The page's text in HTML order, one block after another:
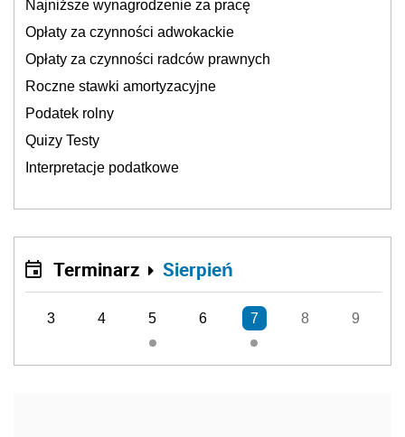
Najniższe wynagrodzenie za pracę
Opłaty za czynności adwokackie
Opłaty za czynności radców prawnych
Roczne stawki amortyzacyjne
Podatek rolny
Quizy Testy
Interpretacje podatkowe
Terminarz Sierpień
3 4 5 6 7 8 9